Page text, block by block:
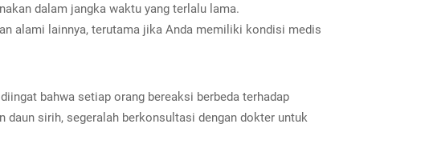
dalam jangka waktu yang terlalu lama.
alami lainnya, terutama jika Anda memiliki kondisi medis
bahwa setiap orang bereaksi berbeda terhadap
daun sirih, segeralah berkonsultasi dengan dokter untuk